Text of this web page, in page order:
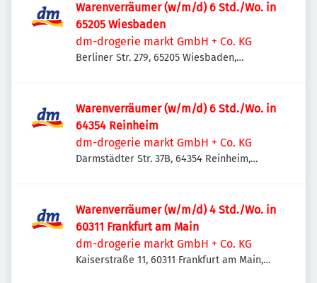
Warenverräumer (w/m/d) 6 Std./Wo. in
65205 Wiesbaden
dm-drogerie markt GmbH + Co. KG
Berliner Str. 279, 65205 Wiesbaden,
Warenverräumer (w/m/d) 6 Std./Wo. in
64354 Reinheim
dm-drogerie markt GmbH + Co. KG
Darmstädter Str. 37B, 64354 Reinheim,
Warenverräumer (w/m/d) 4 Std./Wo. in
60311 Frankfurt am Main
dm-drogerie markt GmbH + Co. KG
Kaiserstraße 11, 60311 Frankfurt am Main,